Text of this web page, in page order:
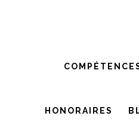
principaleHONORAIRES